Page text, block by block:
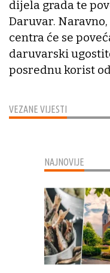
VEZANE VIJESTI
dijela grada te
Daruvar.
centra će se
daruvarski
posrednu korist
NAJNOVIJE